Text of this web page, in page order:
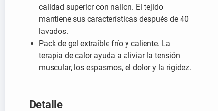
calidad superior con nailon. El tejido
mantiene sus características después de 40
lavados.
Pack de gel extraíble frío y caliente. La
terapia de calor ayuda a aliviar la tensión
muscular, los espasmos, el dolor y la rigidez.
Detalle